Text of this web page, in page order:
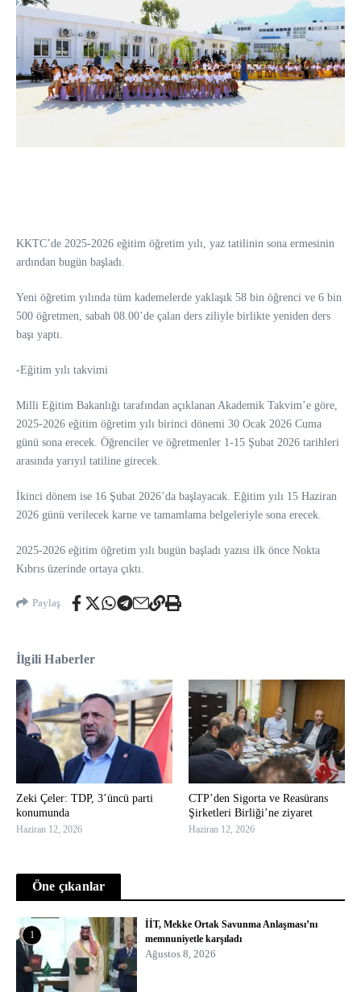
KKTC’de 2025-2026 eğitim öğretim yılı, yaz tatilinin sona ermesinin
ardından bugün başladı.
Yeni öğretim yılında tüm kademelerde yaklaşık 58 bin öğrenci ve 6 bin
500 öğretmen, sabah 08.00’de çalan ders ziliyle birlikte yeniden ders
başı yaptı.
-Eğitim yılı takvimi
Milli Eğitim Bakanlığı tarafından açıklanan Akademik Takvim’e göre,
2025-2026 eğitim öğretim yılı birinci dönemi 30 Ocak 2026 Cuma
günü sona erecek. Öğrenciler ve öğretmenler 1-15 Şubat 2026 tarihleri
arasında yarıyıl tatiline girecek.
İkinci dönem ise 16 Şubat 2026’da başlayacak. Eğitim yılı 15 Haziran
2026 günü verilecek karne ve tamamlama belgeleriyle sona erecek.
2025-2026 eğitim öğretim yılı bugün başladı yazısı ilk önce Nokta
Kıbrıs üzerinde ortaya çıktı.
Paylaş
İlgili Haberler
Zeki Çeler: TDP, 3’üncü parti
konumunda
Haziran 12, 2026
CTP’den Sigorta ve Reasürans
Şirketleri Birliği’ne ziyaret
Haziran 12, 2026
Öne çıkanlar
1
İİT, Mekke Ortak Savunma Anlaşması’nı
memnuniyetle karşıladı
Ağustos 8, 2026